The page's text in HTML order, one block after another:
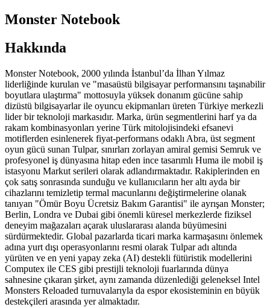
Monster Notebook
Hakkında
Monster Notebook, 2000 yılında İstanbul’da İlhan Yılmaz
liderliğinde kurulan ve "masaüstü bilgisayar performansını taşınabilir
boyutlara ulaştırma" mottosuyla yüksek donanım gücüne sahip
dizüstü bilgisayarlar ile oyuncu ekipmanları üreten Türkiye merkezli
lider bir teknoloji markasıdır. Marka, ürün segmentlerini harf ya da
rakam kombinasyonları yerine Türk mitolojisindeki efsanevi
motiflerden esinlenerek fiyat-performans odaklı Abra, üst segment
oyun gücü sunan Tulpar, sınırları zorlayan amiral gemisi Semruk ve
profesyonel iş dünyasına hitap eden ince tasarımlı Huma ile mobil iş
istasyonu Markut serileri olarak adlandırmaktadır. Rakiplerinden en
çok satış sonrasında sunduğu ve kullanıcıların her altı ayda bir
cihazlarını temizletip termal macunlarını değiştirmelerine olanak
tanıyan "Ömür Boyu Ücretsiz Bakım Garantisi" ile ayrışan Monster;
Berlin, Londra ve Dubai gibi önemli küresel merkezlerde fiziksel
deneyim mağazaları açarak uluslararası alanda büyümesini
sürdürmektedir. Global pazarlarda ticari marka karmaşasını önlemek
adına yurt dışı operasyonlarını resmi olarak Tulpar adı altında
yürüten ve en yeni yapay zeka (AI) destekli fütüristik modellerini
Computex ile CES gibi prestijli teknoloji fuarlarında dünya
sahnesine çıkaran şirket, aynı zamanda düzenlediği geleneksel Intel
Monsters Reloaded turnuvalarıyla da espor ekosisteminin en büyük
destekçileri arasında yer almaktadır.